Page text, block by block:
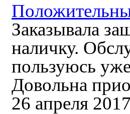
Заказывала
наличку.
пользуюсь
Довольна
26 апреля 2017